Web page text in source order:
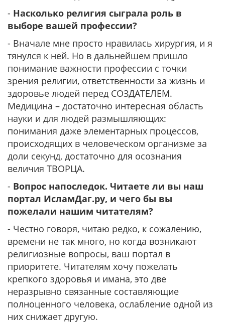
- Насколько религия сыграла роль в
выборе вашей профессии?
- Вначале мне просто нравилась хирургия, и я
тянулся к ней. Но в дальнейшем пришло
понимание важности профессии с точки
зрения религии, ответственности за жизнь и
здоровье людей перед СОЗДАТЕЛЕМ.
Медицина – достаточно интересная область
науки и для людей размышляющих:
понимания даже элементарных процессов,
происходящих в человеческом организме за
доли секунд, достаточно для осознания
величия ТВОРЦА.
- Вопрос напоследок. Читаете ли вы наш
портал ИсламДаг.ру, и чего бы вы
пожелали нашим читателям?
- Честно говоря, читаю редко, к сожалению,
времени не так много, но когда возникают
религиозные вопросы, ваш портал в
приоритете. Читателям хочу пожелать
крепкого здоровья и имана, это две
неразрывно связанные составляющие
полноценного человека, ослабление одной из
них снижает другую.